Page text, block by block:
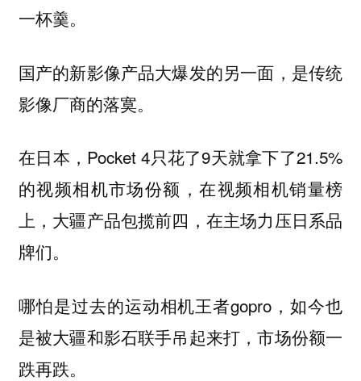
一杯羹。
国产的新影像产品大爆发的另一面，是传统
影像厂商的落寞。
在日本，Pocket 4只花了9天就拿下了21.5%
的视频相机市场份额，在视频相机销量榜
上，大疆产品包揽前四，在主场力压日系品
牌们。
哪怕是过去的运动相机王者gopro，如今也
是被大疆和影石联手吊起来打，市场份额一
跌再跌。